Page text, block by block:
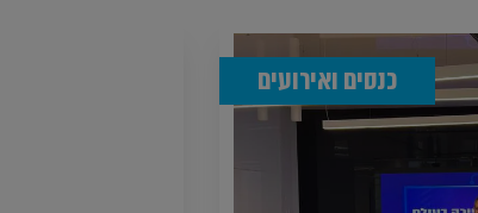
כנסים ואירועים